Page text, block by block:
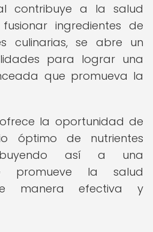
contribuye a la salud
ingredientes de
culinarias, se abre un
para lograr una
que promueva la
la oportunidad de
óptimo de nutrientes
así a una
promueve la salud
manera efectiva y